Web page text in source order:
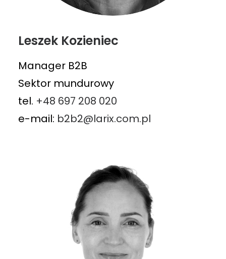
Leszek Kozieniec
Manager B2B
Sektor mundurowy
tel. +48 697 208 020
e-mail: b2b2@larix.com.pl